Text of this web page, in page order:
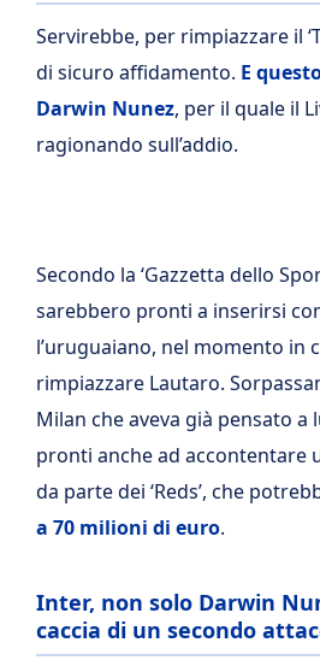
Servirebbe, per rimpiazzare il
di sicuro affidamento. E
Darwin Nunez, per il quale il
ragionando sull’addio.
Secondo la ‘Gazzetta dello
sarebbero pronti a inserirsi
l’uruguaiano, nel momento in
rimpiazzare Lautaro.
Milan che aveva già pensato a
pronti anche ad accontentare
da parte dei ‘Reds’, che
a 70 milioni di euro.
Inter, non solo Darwin
caccia di un secondo